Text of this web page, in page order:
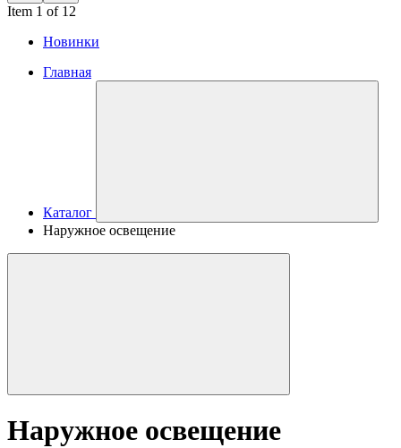
Item 1 of 12
Новинки
Главная
Каталог
Наружное освещение
Наружное освещение